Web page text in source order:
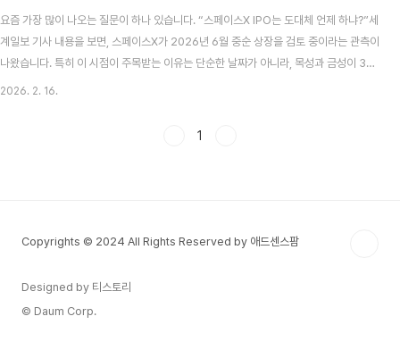
요즘 가장 많이 나오는 질문이 하나 있습니다. “스페이스X IPO는 도대체 언제 하냐?”세
계일보 기사 내용을 보면, 스페이스X가 2026년 6월 중순 상장을 검토 중이라는 관측이
나왔습니다. 특히 이 시점이 주목받는 이유는 단순한 날짜가 아니라, 목성과 금성이 3년
만에 가장 가까워지는 천문 현상과 일론 머스크의 생일이 겹친다는 ‘상징성’ 때문이라는
2026. 2. 16.
1
Copyrights © 2024 All Rights Reserved by 애드센스팜
Designed by 티스토리
© Daum Corp.